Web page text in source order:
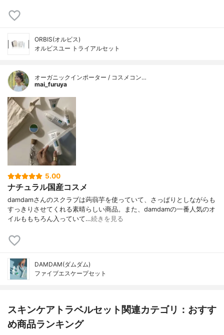
ORBIS(オルビス)
オルビスユー トライアルセット
オーガニックインポーター / コスメコン…
mai_furuya
5.00
ナチュラル国産コスメ
damdamさんのスクラブは蒟蒻芋を使っていて、さっぱりとしながらも
すっきりさせてくれる素晴らしい商品。また、damdamの一番人気のオ
イルももちろん入っていて…続きを見る
DAMDAM(ダムダム)
ファイブエスケープセット
スキンケアトラベルセット関連カテゴリ：おすす
め商品ランキング